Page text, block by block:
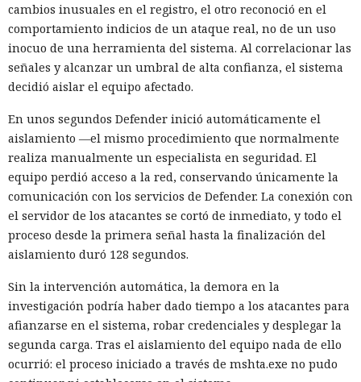
cambios inusuales en el registro, el otro reconoció en el
comportamiento indicios de un ataque real, no de un uso
inocuo de una herramienta del sistema. Al correlacionar las
señales y alcanzar un umbral de alta confianza, el sistema
decidió aislar el equipo afectado.
En unos segundos Defender inició automáticamente el
aislamiento —el mismo procedimiento que normalmente
realiza manualmente un especialista en seguridad. El
equipo perdió acceso a la red, conservando únicamente la
comunicación con los servicios de Defender. La conexión con
el servidor de los atacantes se cortó de inmediato, y todo el
proceso desde la primera señal hasta la finalización del
aislamiento duró 128 segundos.
Sin la intervención automática, la demora en la
investigación podría haber dado tiempo a los atacantes para
afianzarse en el sistema, robar credenciales y desplegar la
segunda carga. Tras el aislamiento del equipo nada de ello
ocurrió: el proceso iniciado a través de mshta.exe no pudo